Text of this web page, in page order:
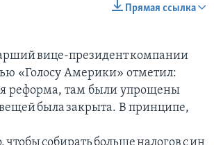
Прямая ссылка
вице-президент компании
«Голосу Америки» отметил:
реформа, там были упрощены
была закрыта. В принципе,